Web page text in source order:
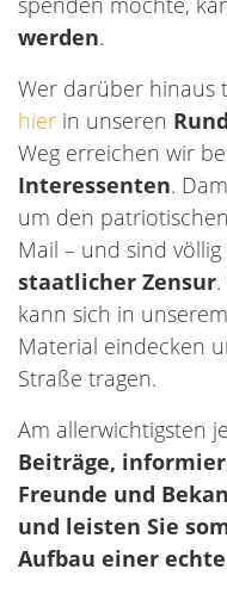
werden.
Wer darüber hinaus
hier in unseren
Weg erreichen wir
Interessenten.
um den
Mail – und sind völlig
staatlicher Zensur
kann sich in unserem
Material eindecken
Straße tragen.
Am allerwichtigsten
Beiträge,
Freunde und
und leisten Sie
Aufbau einer